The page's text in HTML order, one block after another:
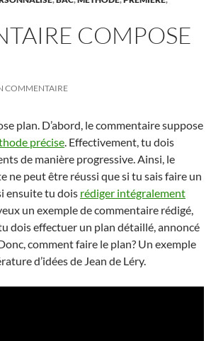
COMPOSE
COMMENTAIRE
plan. D’abord, le commentaire suppose
précise. Effectivement, tu dois
de manière progressive. Ainsi, le
ne peut être réussi que si tu sais faire un
ensuite tu dois rédiger intégralement
un exemple de commentaire rédigé,
dois effectuer un plan détaillé, annoncé
comment faire le plan? Un exemple
d’idées de Jean de Léry.